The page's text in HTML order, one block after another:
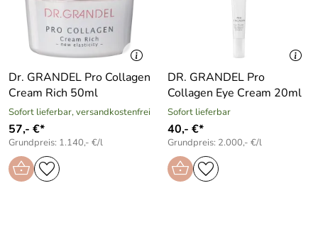
Dr. GRANDEL Pro Collagen
Cream Rich 50ml
Sofort lieferbar, versandkostenfrei
57,- €*
Grundpreis: 1.140,- €/l
DR. GRANDEL Pro
Collagen Eye Cream 20ml
Sofort lieferbar
40,- €*
Grundpreis: 2.000,- €/l